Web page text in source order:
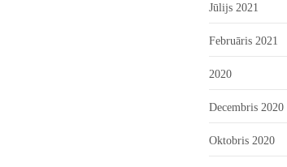
Jūlijs 2021
Februāris 2021
2020
Decembris 2020
Oktobris 2020